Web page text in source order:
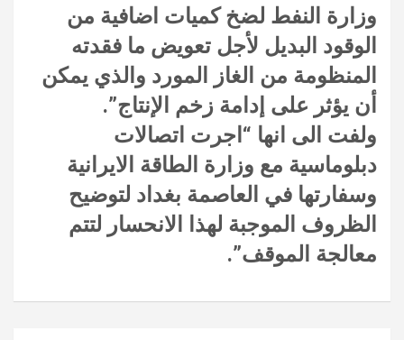
وزارة النفط لضخ كميات اضافية من
الوقود البديل لأجل تعويض ما فقدته
المنظومة من الغاز المورد والذي يمكن
أن يؤثر على إدامة زخم الإنتاج”.
ولفت الى انها “اجرت اتصالات
دبلوماسية مع وزارة الطاقة الايرانية
وسفارتها في العاصمة بغداد لتوضيح
الظروف الموجبة لهذا الانحسار لتتم
معالجة الموقف”.